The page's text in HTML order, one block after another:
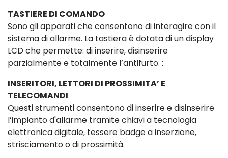
TASTIERE DI COMANDO
Sono gli apparati che consentono di interagire con il
sistema di allarme. La tastiera è dotata di un display
LCD che permette: di inserire, disinserire
parzialmente e totalmente l’antifurto. :
INSERITORI, LETTORI DI PROSSIMITA’ E
TELECOMANDI
Questi strumenti consentono di inserire e disinserire
l’impianto d'allarme tramite chiavi a tecnologia
elettronica digitale, tessere badge a inserzione,
strisciamento o di prossimità.